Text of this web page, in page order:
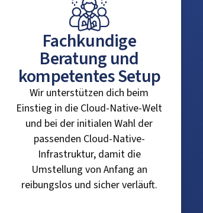
Fachkundige
Beratung und
kompetentes Setup
Wir unterstützen dich beim
Einstieg in die Cloud-Native-Welt
und bei der initialen Wahl der
passenden Cloud-Native-
Infrastruktur, damit die
Umstellung von Anfang an
reibungslos und sicher verläuft.